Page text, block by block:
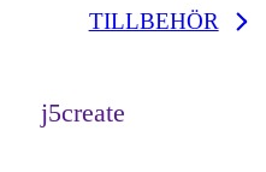
TILLBEHÖR
j5create